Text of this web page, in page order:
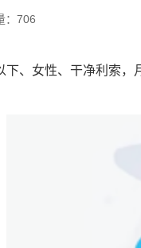
706
下、女性、干净利索